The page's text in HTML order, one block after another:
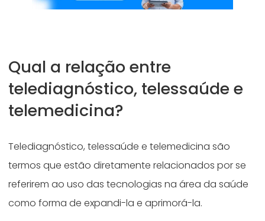
Qual a relação entre
telediagnóstico, telessaúde e
telemedicina?
Telediagnóstico, telessaúde e telemedicina são
termos que estão diretamente relacionados por se
referirem ao uso das tecnologias na área da saúde
como forma de expandi-la e aprimorá-la.